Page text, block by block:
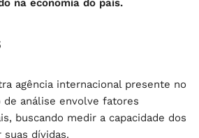
na economia do país.
agência internacional presente no
de análise envolve fatores
buscando medir a capacidade dos
dívidas.